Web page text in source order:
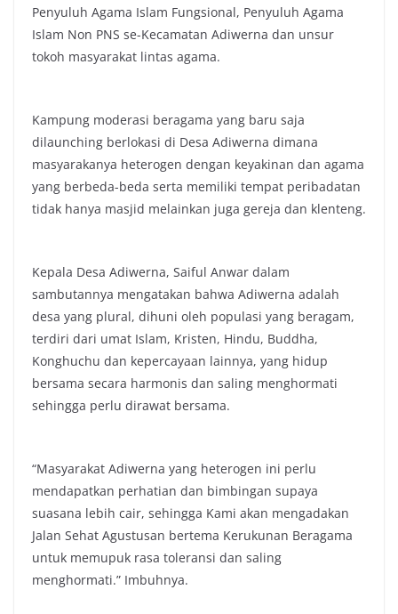
Penyuluh Agama Islam Fungsional, Penyuluh Agama
Islam Non PNS se-Kecamatan Adiwerna dan unsur
tokoh masyarakat lintas agama.
Kampung moderasi beragama yang baru saja
dilaunching berlokasi di Desa Adiwerna dimana
masyarakanya heterogen dengan keyakinan dan agama
yang berbeda-beda serta memiliki tempat peribadatan
tidak hanya masjid melainkan juga gereja dan klenteng.
Kepala Desa Adiwerna, Saiful Anwar dalam
sambutannya mengatakan bahwa Adiwerna adalah
desa yang plural, dihuni oleh populasi yang beragam,
terdiri dari umat Islam, Kristen, Hindu, Buddha,
Konghuchu dan kepercayaan lainnya, yang hidup
bersama secara harmonis dan saling menghormati
sehingga perlu dirawat bersama.
“Masyarakat Adiwerna yang heterogen ini perlu
mendapatkan perhatian dan bimbingan supaya
suasana lebih cair, sehingga Kami akan mengadakan
Jalan Sehat Agustusan bertema Kerukunan Beragama
untuk memupuk rasa toleransi dan saling
menghormati.” Imbuhnya.